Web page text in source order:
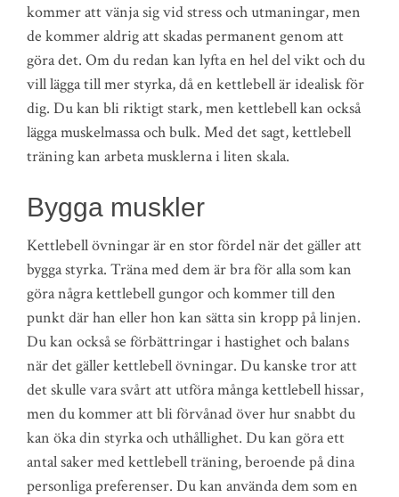
kommer att vänja sig vid stress och utmaningar, men
de kommer aldrig att skadas permanent genom att
göra det. Om du redan kan lyfta en hel del vikt och du
vill lägga till mer styrka, då en kettlebell är idealisk för
dig. Du kan bli riktigt stark, men kettlebell kan också
lägga muskelmassa och bulk. Med det sagt, kettlebell
träning kan arbeta musklerna i liten skala.
Bygga muskler
Kettlebell övningar är en stor fördel när det gäller att
bygga styrka. Träna med dem är bra för alla som kan
göra några kettlebell gungor och kommer till den
punkt där han eller hon kan sätta sin kropp på linjen.
Du kan också se förbättringar i hastighet och balans
när det gäller kettlebell övningar. Du kanske tror att
det skulle vara svårt att utföra många kettlebell hissar,
men du kommer att bli förvånad över hur snabbt du
kan öka din styrka och uthållighet. Du kan göra ett
antal saker med kettlebell träning, beroende på dina
personliga preferenser. Du kan använda dem som en